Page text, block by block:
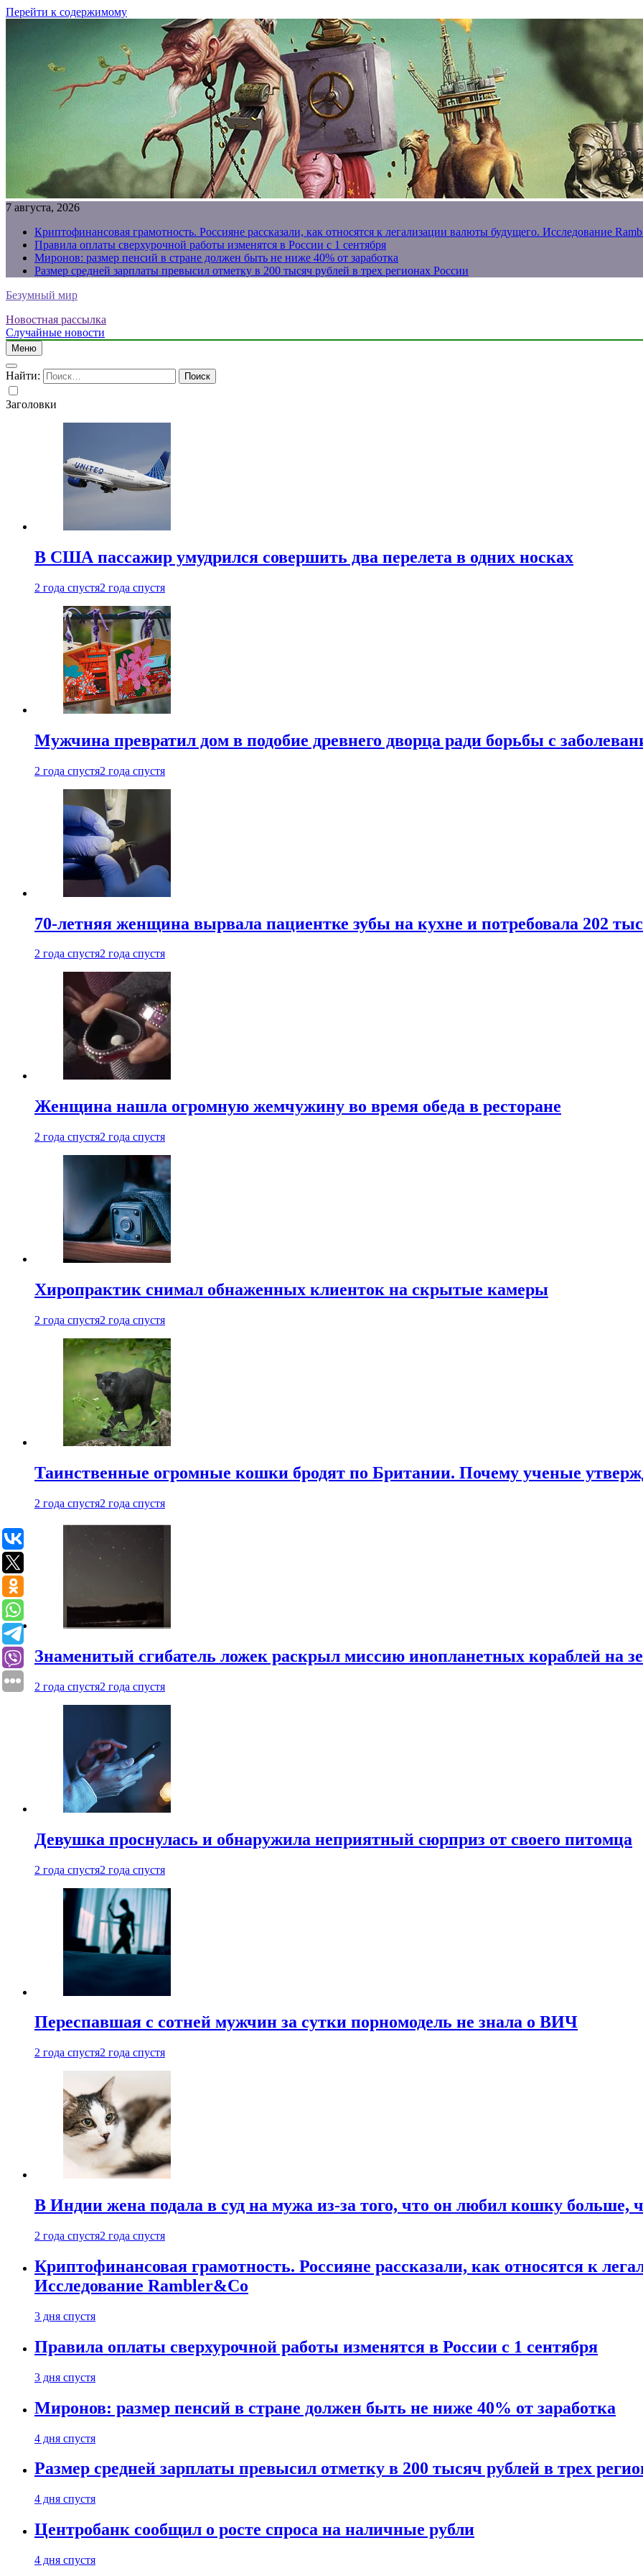
Перейти к содержимому
7 августа, 2026
Криптофинансовая грамотность. Россияне рассказали, как относятся к легализации валюты будущего. Исследование
Правила оплаты сверхурочной работы изменятся в России с 1 сентября
Миронов: размер пенсий в стране должен быть не ниже 40% от заработка
Размер средней зарплаты превысил отметку в 200 тысяч рублей в трех регионах России
Безумный мир
Новостная рассылка
Случайные новости
Меню
Найти:
Заголовки
В США пассажир умудрился совершить два перелета в одних носках
2 года спустя2 года спустя
Мужчина превратил дом в подобие древнего дворца ради борьбы с
2 года спустя2 года спустя
70-летняя женщина вырвала пациентке зубы на кухне и потребовала 202
2 года спустя2 года спустя
Женщина нашла огромную жемчужину во время обеда в ресторане
2 года спустя2 года спустя
Хиропрактик снимал обнаженных клиенток на скрытые камеры
2 года спустя2 года спустя
Таинственные огромные кошки бродят по Британии. Почему ученые
2 года спустя2 года спустя
Знаменитый сгибатель ложек раскрыл миссию инопланетных кораблей на
2 года спустя2 года спустя
Девушка проснулась и обнаружила неприятный сюрприз от своего питомца
2 года спустя2 года спустя
Переспавшая с сотней мужчин за сутки порномодель не знала о ВИЧ
2 года спустя2 года спустя
В Индии жена подала в суд на мужа из-за того, что он любил кошку больше,
2 года спустя2 года спустя
Криптофинансовая грамотность. Россияне рассказали, как относятся к
Исследование Rambler&Co
3 дня спустя
Правила оплаты сверхурочной работы изменятся в России с 1 сентября
3 дня спустя
Миронов: размер пенсий в стране должен быть не ниже 40% от заработка
4 дня спустя
Размер средней зарплаты превысил отметку в 200 тысяч рублей в трех
4 дня спустя
Центробанк сообщил о росте спроса на наличные рубли
4 дня спустя